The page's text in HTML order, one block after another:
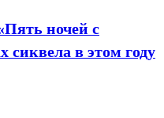
ночей с
сиквела в этом году